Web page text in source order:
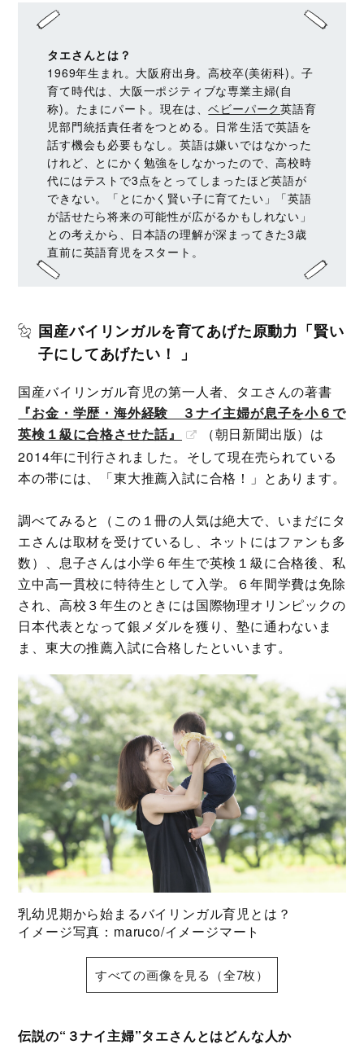
タエさんとは？
1969年生まれ。大阪府出身。高校卒(美術科)。子
育て時代は、大阪一ポジティブな専業主婦(自
称)。たまにパート。現在は、ベビーパーク英語育
児部門統括責任者をつとめる。日常生活で英語を
話す機会も必要もなし。英語は嫌いではなかった
けれど、とにかく勉強をしなかったので、高校時
代にはテストで3点をとってしまったほど英語が
できない。「とにかく賢い子に育てたい」「英語
が話せたら将来の可能性が広がるかもしれない」
との考えから、日本語の理解が深まってきた3歳
直前に英語育児をスタート。
国産バイリンガルを育てあげた原動力「賢い
子にしてあげたい！ 」
国産バイリンガル育児の第一人者、タエさんの著書
『お金・学歴・海外経験 ３ナイ主婦が息子を小６で
英検１級に合格させた話』
（朝日新聞出版）は
2014年に刊行されました。そして現在売られている
本の帯には、「東大推薦入試に合格！」とあります。
調べてみると（この１冊の人気は絶大で、いまだにタ
エさんは取材を受けているし、ネットにはファンも多
数）、息子さんは小学６年生で英検１級に合格後、私
立中高一貫校に特待生として入学。６年間学費は免除
され、高校３年生のときには国際物理オリンピックの
日本代表となって銀メダルを獲り、塾に通わないま
ま、東大の推薦入試に合格したといいます。
乳幼児期から始まるバイリンガル育児とは？
イメージ写真：maruco/イメージマート​
すべての画像を見る（全7枚）
伝説の“３ナイ主婦”タエさんとはどんな人か